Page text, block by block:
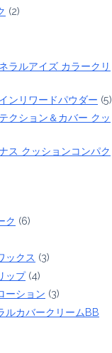
(2)
ラルアイズ カラークリ
ンリワードパウダー (5)
クション＆カバー クッ
ス クッションコンパク
ク (6)
ックス (3)
ップ(4)
ーション (3)
ルカバークリームBB